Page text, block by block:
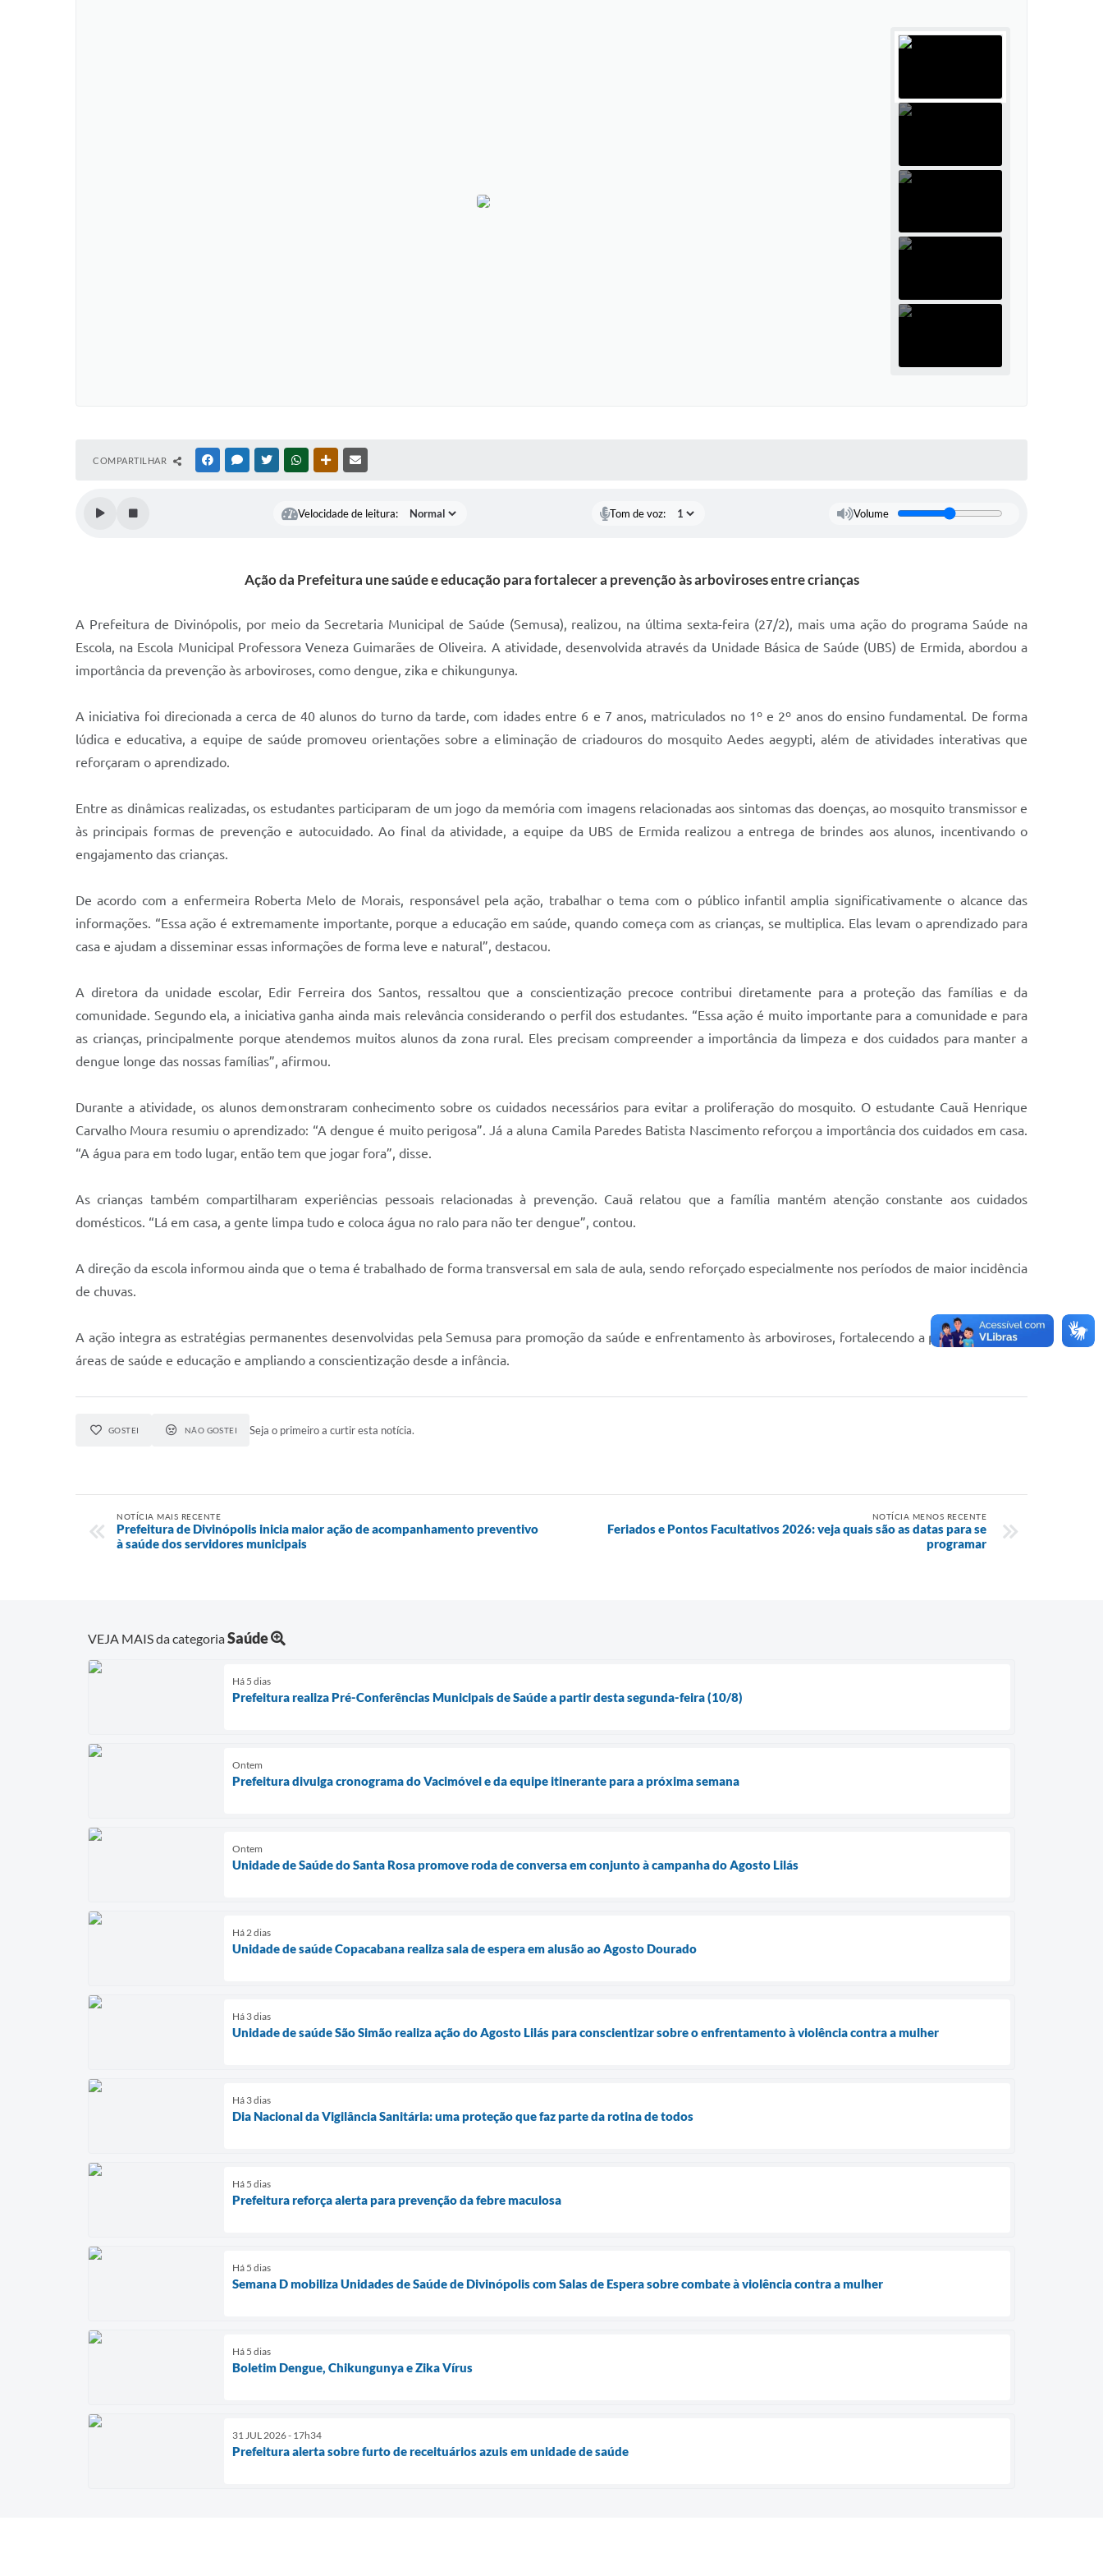
COMPARTILHAR FACEBOOKMESSENGER
TWITTERWHATSAPPOUTRAS MÍDIAS
Velocidade de leitura: Tom de voz: Volume
Ação da Prefeitura une saúde e educação para fortalecer a prevenção às arboviroses entre crianças
A Prefeitura de Divinópolis, por meio da Secretaria Municipal de Saúde (Semusa), realizou, na última sexta-feira (27/2), mais uma ação do programa Saúde na
Escola, na Escola Municipal Professora Veneza Guimarães de Oliveira. A atividade, desenvolvida através da Unidade Básica de Saúde (UBS) de Ermida, abordou a
importância da prevenção às arboviroses, como dengue, zika e chikungunya.
A iniciativa foi direcionada a cerca de 40 alunos do turno da tarde, com idades entre 6 e 7 anos, matriculados no 1º e 2º anos do ensino fundamental. De forma
lúdica e educativa, a equipe de saúde promoveu orientações sobre a eliminação de criadouros do mosquito Aedes aegypti, além de atividades interativas que
reforçaram o aprendizado.
Entre as dinâmicas realizadas, os estudantes participaram de um jogo da memória com imagens relacionadas aos sintomas das doenças, ao mosquito transmissor e
às principais formas de prevenção e autocuidado. Ao final da atividade, a equipe da UBS de Ermida realizou a entrega de brindes aos alunos, incentivando o
engajamento das crianças.
De acordo com a enfermeira Roberta Melo de Morais, responsável pela ação, trabalhar o tema com o público infantil amplia significativamente o alcance das
informações. “Essa ação é extremamente importante, porque a educação em saúde, quando começa com as crianças, se multiplica. Elas levam o aprendizado para
casa e ajudam a disseminar essas informações de forma leve e natural”, destacou.
A diretora da unidade escolar, Edir Ferreira dos Santos, ressaltou que a conscientização precoce contribui diretamente para a proteção das famílias e da
comunidade. Segundo ela, a iniciativa ganha ainda mais relevância considerando o perfil dos estudantes. “Essa ação é muito importante para a comunidade e para
as crianças, principalmente porque atendemos muitos alunos da zona rural. Eles precisam compreender a importância da limpeza e dos cuidados para manter a
dengue longe das nossas famílias”, afirmou.
Durante a atividade, os alunos demonstraram conhecimento sobre os cuidados necessários para evitar a proliferação do mosquito. O estudante Cauã Henrique
Carvalho Moura resumiu o aprendizado: “A dengue é muito perigosa”. Já a aluna Camila Paredes Batista Nascimento reforçou a importância dos cuidados em casa.
“A água para em todo lugar, então tem que jogar fora”, disse.
As crianças também compartilharam experiências pessoais relacionadas à prevenção. Cauã relatou que a família mantém atenção constante aos cuidados
domésticos. “Lá em casa, a gente limpa tudo e coloca água no ralo para não ter dengue”, contou.
A direção da escola informou ainda que o tema é trabalhado de forma transversal em sala de aula, sendo reforçado especialmente nos períodos de maior incidência
de chuvas.
A ação integra as estratégias permanentes desenvolvidas pela Semusa para promoção da saúde e enfrentamento às arboviroses, fortalecendo a parceria entre as
áreas de saúde e educação e ampliando a conscientização desde a infância.
GOSTEI NÃO GOSTEI Seja o primeiro a curtir esta notícia.
NOTÍCIA MAIS RECENTE
Prefeitura de Divinópolis inicia maior ação de acompanhamento preventivo
à saúde dos servidores municipais
NOTÍCIA MENOS RECENTE
Feriados e Pontos Facultativos 2026: veja quais são as datas para se
programar
VEJA MAIS da categoriaSaúde
Há 5 dias
Prefeitura realiza Pré-Conferências Municipais de Saúde a partir desta segunda-feira (10/8)
Ontem
Prefeitura divulga cronograma do Vacimóvel e da equipe itinerante para a próxima semana
Ontem
Unidade de Saúde do Santa Rosa promove roda de conversa em conjunto à campanha do Agosto Lilás
Há 2 dias
Unidade de saúde Copacabana realiza sala de espera em alusão ao Agosto Dourado
Há 3 dias
Unidade de saúde São Simão realiza ação do Agosto Lilás para conscientizar sobre o enfrentamento à violência contra a mulher
Há 3 dias
Dia Nacional da Vigilância Sanitária: uma proteção que faz parte da rotina de todos
Há 5 dias
Prefeitura reforça alerta para prevenção da febre maculosa
Há 5 dias
Semana D mobiliza Unidades de Saúde de Divinópolis com Salas de Espera sobre combate à violência contra a mulher
Há 5 dias
Boletim Dengue, Chikungunya e Zika Vírus
31 JUL 2026 - 17h34
Prefeitura alerta sobre furto de receituários azuis em unidade de saúde